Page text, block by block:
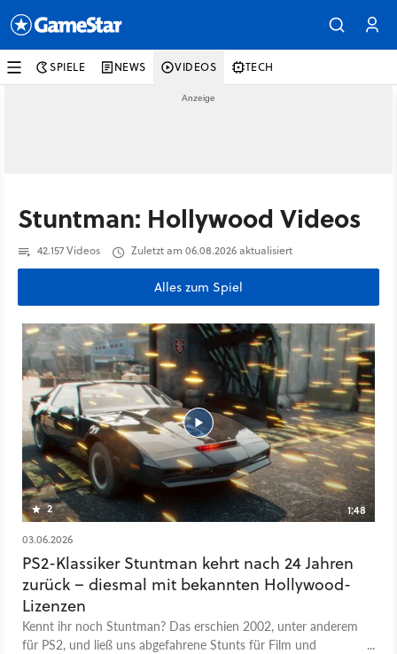
SPIELE NEWS VIDEOS TECH
Stuntman: Hollywood Videos
42.157 Videos Zuletzt am 06.08.2026 aktualisiert
Alles zum Spiel
2
1:48
03.06.2026
PS2-Klassiker Stuntman kehrt nach 24 Jahren
zurück – diesmal mit bekannten Hollywood-
Lizenzen
Kennt ihr noch Stuntman? Das erschien 2002, unter anderem
für PS2, und ließ uns abgefahrene Stunts für Film und